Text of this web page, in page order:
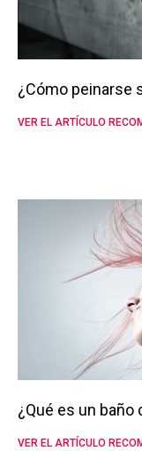
¿Cómo peinarse
VER EL ARTÍCULO
¿Qué es un baño
VER EL ARTÍCULO